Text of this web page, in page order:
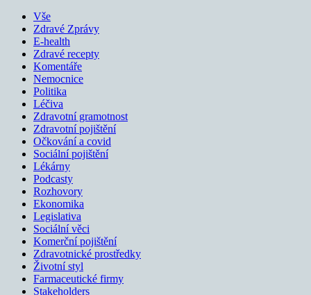
Vše
Zdravé Zprávy
E-health
Zdravé recepty
Komentáře
Nemocnice
Politika
Léčiva
Zdravotní gramotnost
Zdravotní pojištění
Očkování a covid
Sociální pojištění
Lékárny
Podcasty
Rozhovory
Ekonomika
Legislativa
Sociální věci
Komerční pojištění
Zdravotnické prostředky
Životní styl
Farmaceutické firmy
Stakeholders